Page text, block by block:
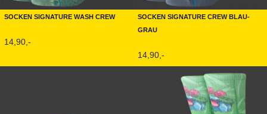
Socken Signature Wash Crew
14,90,-
Socken Signature Crew Blau-
Grau
14,90,-